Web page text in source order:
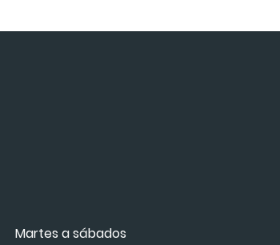
Martes a sábados